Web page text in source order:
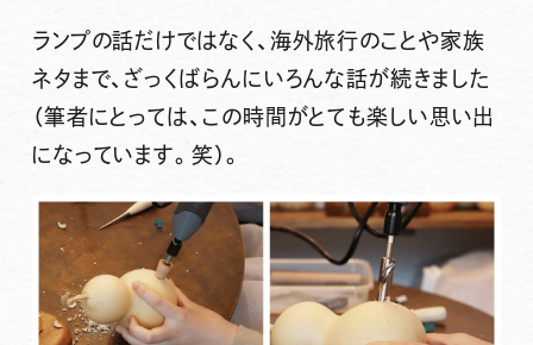
ランプの話だけではなく、海外旅行のことや家族
ネタまで、ざっくばらんにいろんな話が続きました
（筆者にとっては、この時間がとても楽しい思い出
になっています。笑）。